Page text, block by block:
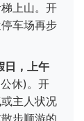
上山。开
车场再步
日，上午
休)。开
主人状况